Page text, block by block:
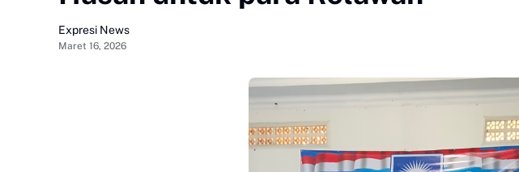
Expresi News
Maret 16, 2026